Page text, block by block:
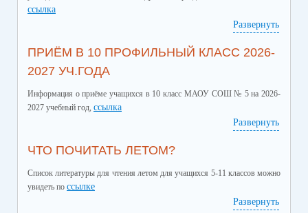
ссылка
Развернуть
ПРИЁМ В 10 ПРОФИЛЬНЫЙ КЛАСС 2026-
2027 УЧ.ГОДА
Информация о приёме учащихся в 10 класс МАОУ СОШ № 5 на 2026-
2027 учебный год, ссылка
Развернуть
ЧТО ПОЧИТАТЬ ЛЕТОМ?
Список литературы для чтения летом для учащихся 5-11 классов можно
увидеть по ссылке
Развернуть